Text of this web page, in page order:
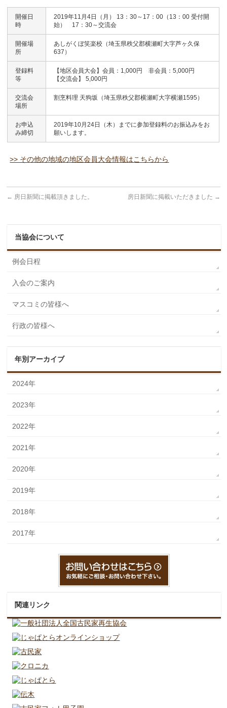
開催日
時
2019年11月4日（月） 13：30～17：00（13：00 受付開
始） 17：30～交流会
開催場
所
あしがくぼ笑楽校（埼玉県秩父郡横瀬町大字芦ヶ久保
637）
登録料
等
【地区会員大会】会員：1,000円 非会員：5,000円
【交流会】 5,000円
交流会
場所
割烹料理 天狗坂（埼玉県秩父郡横瀬町大字横瀬1595）
お申込
み締切
2019年10月24日（木）までに参加登録料のお振込みをお
願いします。
>> その他の地域の地区会員大会情報はこちらから
← 房日新聞に掲載頂きました。 房日新聞に掲載いただきました →
当協会について
例会日程
入会のご案内
マスコミの皆様へ
行政の皆様へ
年別アーカイブ
2024年
2023年
2022年
2021年
2020年
2019年
2018年
2017年
関連リンク